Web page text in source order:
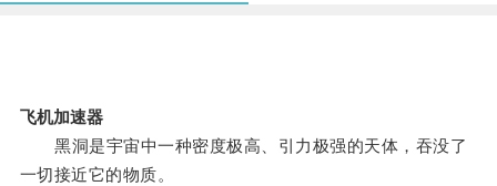
飞机加速器
黑洞是宇宙中一种密度极高、引力极强的天体，吞没了
一切接近它的物质。